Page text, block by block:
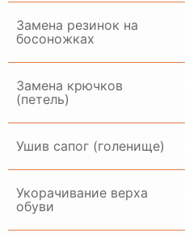
Замена резинок на
босоножках
Замена крючков
(петель)
Ушив сапог (голенище)
Укорачивание верха
обуви